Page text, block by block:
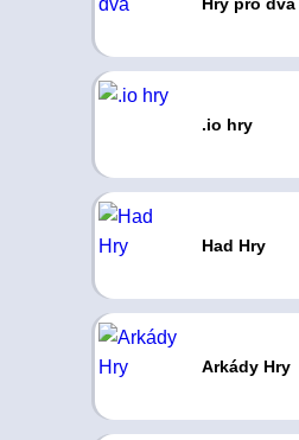
.io hry
Had Hry
Arkády Hry